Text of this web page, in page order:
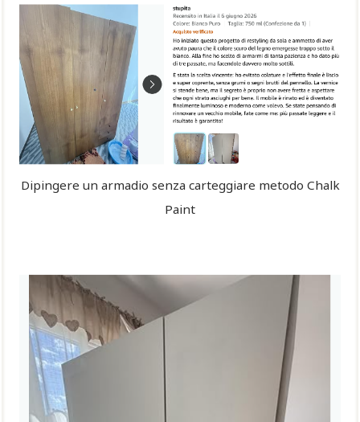
Dipingere un armadio senza carteggiare metodo Chalk
Paint